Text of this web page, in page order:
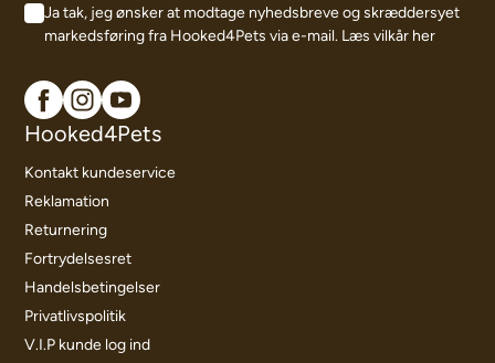
Ja tak, jeg ønsker at modtage nyhedsbreve og skræddersyet
markedsføring fra Hooked4Pets via e-mail. Læs vilkår her
Hooked4Pets
Kontakt kundeservice
Reklamation
Returnering
Fortrydelsesret
Handelsbetingelser
Privatlivspolitik
V.I.P kunde log ind